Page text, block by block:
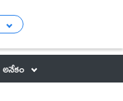
అనేకం